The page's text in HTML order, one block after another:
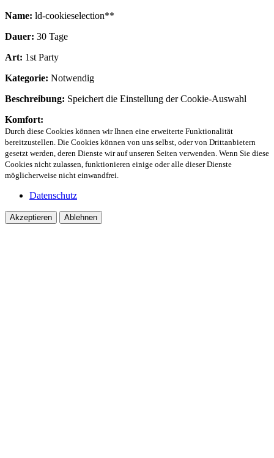
Name: ld-cookieselection**
Dauer: 30 Tage
Art: 1st Party
Kategorie: Notwendig
Beschreibung: Speichert die Einstellung der Cookie-Auswahl
Komfort:
Durch diese Cookies können wir Ihnen eine erweiterte Funktionalität
bereitzustellen. Die Cookies können von uns selbst, oder von Drittanbietern
gesetzt werden, deren Dienste wir auf unseren Seiten verwenden. Wenn Sie diese
Cookies nicht zulassen, funktionieren einige oder alle dieser Dienste
möglicherweise nicht einwandfrei.
Datenschutz
Akzeptieren Ablehnen